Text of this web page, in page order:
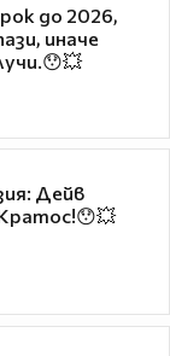
до 2026,
иначе
Дейв